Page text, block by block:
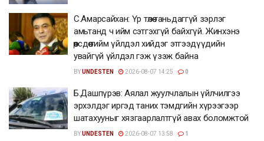
С.Амарсайхан: Үр төлөө таньдаггүй зэрлэг
амьтанд ч ийм сэтгэхгүй байхгүй. Жинхэнэ
өөрсдөө тийм үйлдэл хийдэг этгээдүүдийн
увайгүй үйлдэл гэж үзэж байна
BYUNDESTEN 2026-08-07 14:25 0
Б.Дашпүрэв: Аялал жуулчлалын үйлчилгээ
эрхэлдэг иргэд таних тэмдгийн хүрээгээр
шатахууныг хязгаарлалтгүй авах боломжтой
BYUNDESTEN 2026-08-07 13:58 1